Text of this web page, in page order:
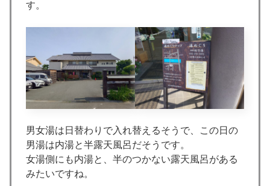
す。
男女湯は日替わりで入れ替えるそうで、この日の
男湯は内湯と半露天風呂だそうです。
女湯側にも内湯と、半のつかない露天風呂がある
みたいですね。